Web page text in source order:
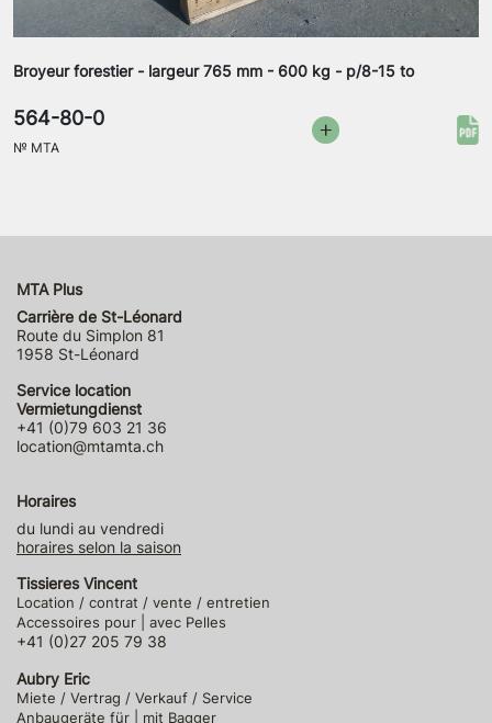
Broyeur forestier - largeur 765 mm - 600 kg - p/8-15 to
564-80-0
№ MTA
MTA Plus
Carrière de St-Léonard
Route du Simplon 81
1958 St-Léonard
Service location
Vermietungdienst
+41 (0)79 603 21 36
location@mtamta.ch
Horaires
du lundi au vendredi
horaires selon la saison
Tissieres Vincent
Location / contrat / vente / entretien
Accessoires pour | avec Pelles
+41 (0)27 205 79 38
Aubry Eric
Miete / Vertrag / Verkauf / Service
Anbaugeräte für | mit Bagger